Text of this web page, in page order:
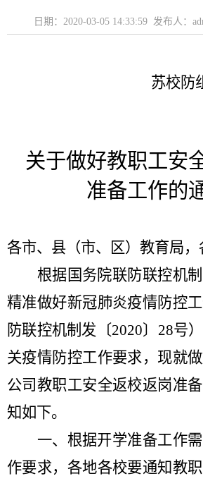
日期：2020-03-05 14:33:59 发布人：
苏校防
关于做好教职工安
准备工作的
各市、县（市、区）教育局，
根据国务院联防联控机
精准做好新冠肺炎疫情防控
防联控机制发〔2020〕 28号
关疫情防控工作要求，现就
公司教职工安全返校返岗准
知如下。
一、根据开学准备工作
作要求，各地各校要通知教